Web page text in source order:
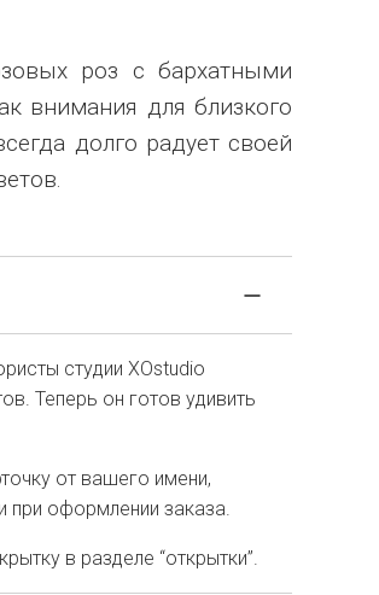
роз с бархатными
внимания для близкого
долго радует своей
студии XOstudio
Теперь он готов удивить
от вашего имени,
при оформлении заказа.
в разделе “открытки”.